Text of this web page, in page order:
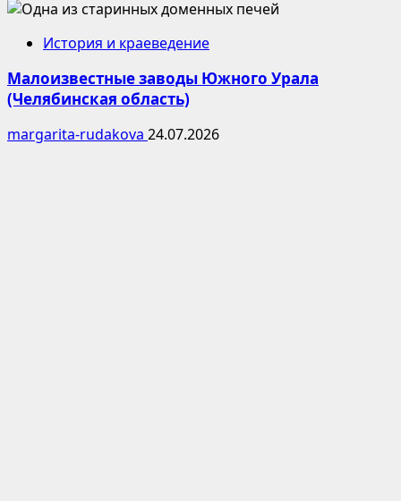
История и краеведение
Малоизвестные заводы Южного Урала
(Челябинская область)
margarita-rudakova 24.07.2026